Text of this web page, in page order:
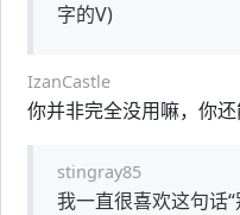
字的V)
IzanCastle
你并非完全没用嘛，你还
stingray85
我一直很喜欢这句话